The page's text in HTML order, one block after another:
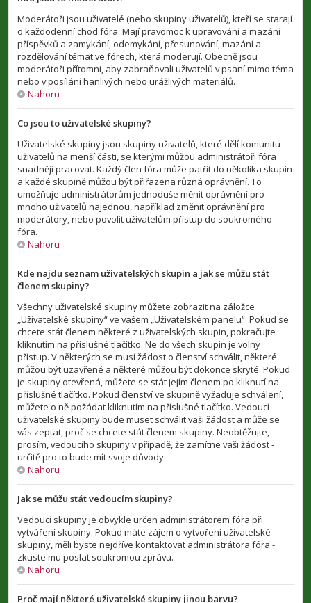
Moderátoři jsou uživatelé (nebo skupiny uživatelů), kteří se starají
o každodenní chod fóra. Mají pravomoc k upravování a mazání
příspěvků a zamykání, odemykání, přesunování, mazání a
rozdělování témat ve fórech, která moderují. Obecně jsou
moderátoři přítomni, aby zabraňovali uživatelů v psaní mimo téma
nebo v posílání hanlivých nebo urážlivých materiálů.
Nahoru
Co jsou to uživatelské skupiny?
Uživatelské skupiny jsou skupiny uživatelů, které dělí komunitu
uživatelů na menší části, se kterými můžou administrátoři fóra
snadněji pracovat. Každý člen fóra může patřit do několika skupin
a každé skupině můžou být přiřazena různá oprávnění. To
umožňuje administrátorům jednoduše měnit oprávnění pro
mnoho uživatelů najednou, například změnit oprávnění pro
moderátory, nebo povolit uživatelům přístup do soukromého
fóra.
Nahoru
Kde najdu seznam uživatelských skupin a jak se můžu stát
členem skupiny?
Všechny uživatelské skupiny můžete zobrazit na záložce
„Uživatelské skupiny“ ve vašem „Uživatelském panelu“. Pokud se
chcete stát členem některé z uživatelských skupin, pokračujte
kliknutím na příslušné tlačítko. Ne do všech skupin je volný
přístup. V některých se musí žádost o členství schválit, některé
můžou být uzavřené a některé můžou být dokonce skryté. Pokud
je skupiny otevřená, můžete se stát jejím členem po kliknutí na
příslušné tlačítko. Pokud členství ve skupině vyžaduje schválení,
můžete o ně požádat kliknutím na příslušné tlačítko. Vedoucí
uživatelské skupiny bude muset schválit vaši žádost a může se
vás zeptat, proč se chcete stát členem skupiny. Neobtěžujte,
prosím, vedoucího skupiny v případě, že zamítne vaši žádost -
určitě pro to bude mít svoje důvody.
Nahoru
Jak se můžu stát vedoucím skupiny?
Vedoucí skupiny je obvykle určen administrátorem fóra při
vytváření skupiny. Pokud máte zájem o vytvoření uživatelské
skupiny, měli byste nejdříve kontaktovat administrátora fóra -
zkuste mu poslat soukromou zprávu.
Nahoru
Proč mají některé uživatelské skupiny jinou barvu?